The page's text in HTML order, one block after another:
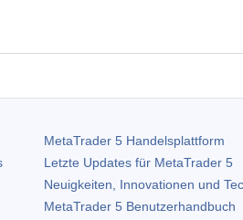
MetaTrader 5Handelsplattform
Letzte Updates für MetaTrader 5
Neuigkeiten, Innovationen und
MetaTrader 5Benutzerhandbuch